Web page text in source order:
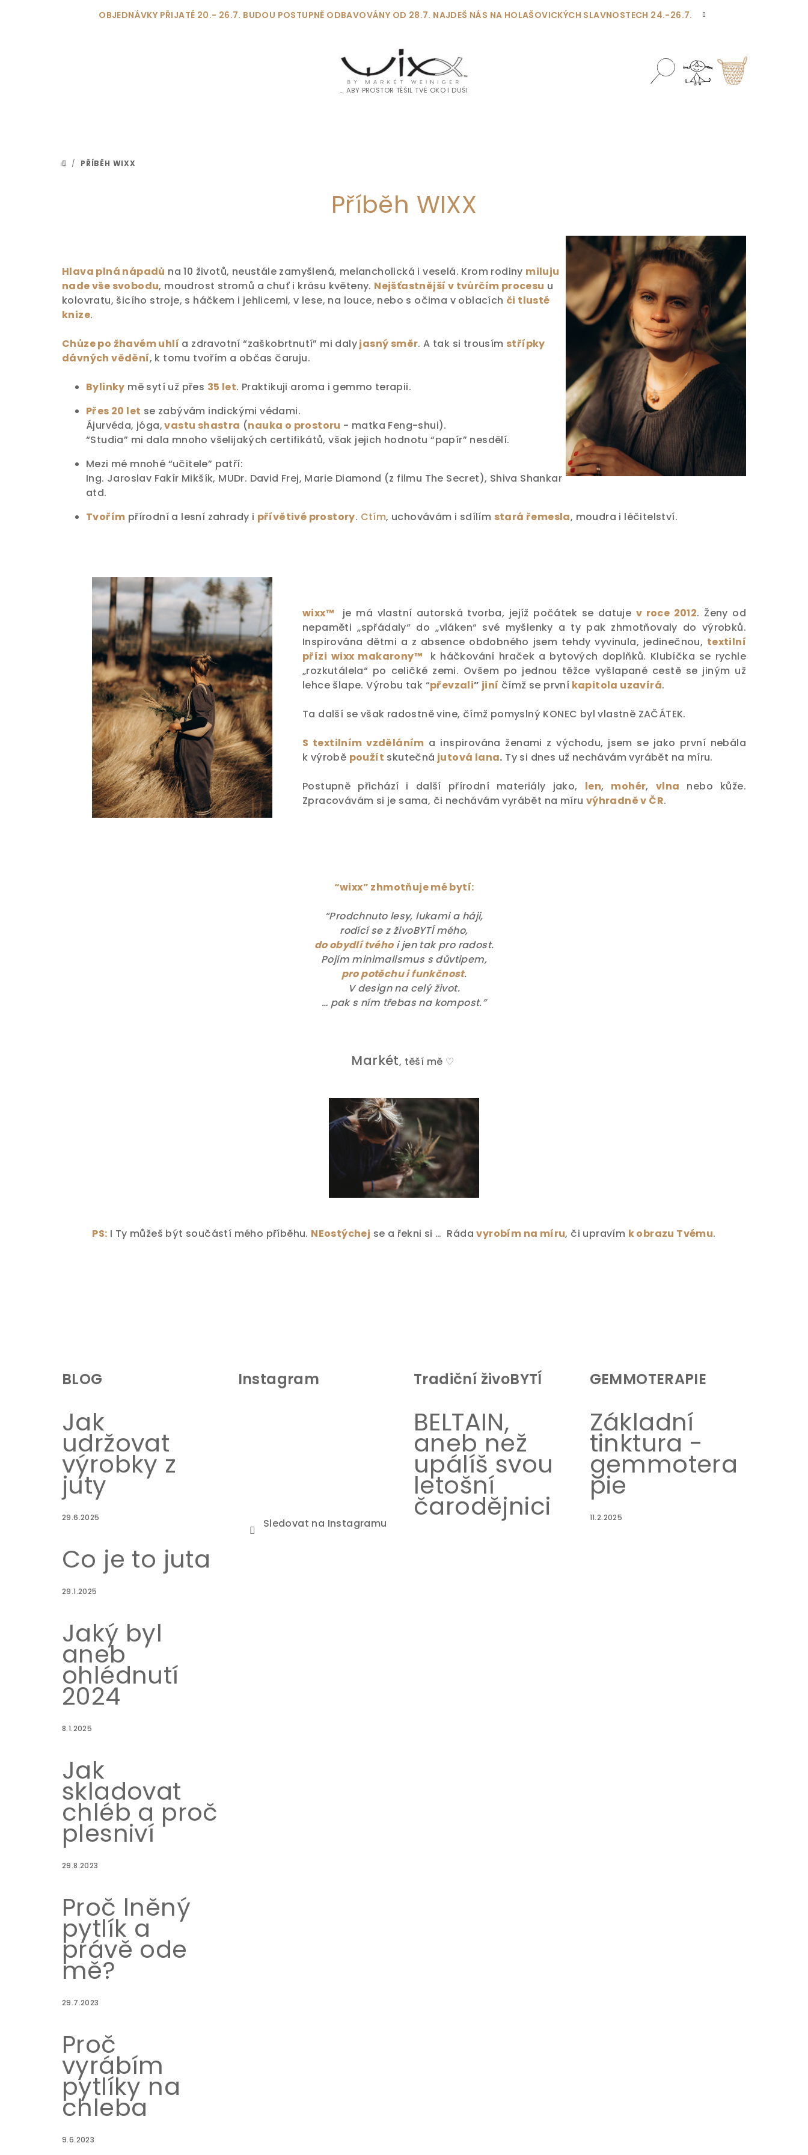
OBJEDNÁVKY PŘIJATÉ 20.- 26.7. BUDOU POSTUPNĚ ODBAVOVÁNY OD 28.7. NAJDEŠ NÁS NA HOLAŠOVICKÝCH SLAVNOSTECH 24.-26.7.
… ABY PROSTOR TĚŠIL TVÉ OKO I DUŠI HledatPřihlášeníNákupní
DOMŮ
/ PŘÍBĚH WIXX
Příběh WIXX
Hlava plná nápadů na 10 životů, neustále zamyšlená, melancholická i veselá. Krom rodiny miluju
nade vše svobodu, moudrost stromů a chuť i krásu květeny. Nejšťastnější v tvůrčím procesu u
kolovratu, šicího stroje, s háčkem i jehlicemi, v lese, na louce, nebo s očima v oblacích či tlusté
knize.
Chůze po žhavém uhlí a zdravotní “zaškobrtnutí” mi dalyjasný směr. A tak si trousím střípky
dávných vědění, k tomu tvořím a občas čaruju.
Bylinky mě sytí už přes 35 let. Praktikuji aroma i gemmo terapii.
Přes 20 let se zabývám indickými védami.
Ájurvéda, jóga,vastu shastra (nauka o prostoru - matka Feng-shui).
“Studia” mi dala mnoho všelijakých certifikátů, však jejich hodnotu “papír” nesdělí.
Mezi mé mnohé “učitele” patří:
Ing. Jaroslav Fakír Mikšík, MUDr. David Frej, Marie Diamond (z filmu The Secret), Shiva Shankar
atd.
Tvořím přírodní a lesní zahrady i přívětivé prostory. Ctím, uchovávám i sdílím stará řemesla, moudra i léčitelství.
wixx™ je má vlastní autorská tvorba, jejíž počátek se datuje v roce 2012. Ženy od
nepaměti „spřádaly“ do „vláken“ své myšlenky a ty pak zhmotňovaly do výrobků.
Inspirována dětmi a z absence obdobného jsem tehdy vyvinula, jedinečnou, textilní
přízi wixx makarony™
k háčkování hraček a bytových doplňků. Klubíčka se rychle
„rozkutálela“ po celičké zemi. Ovšem po jednou těžce vyšlapané cestě se jiným už
lehce šlape. Výrobu tak “převzali” jiní čímž se první kapitola uzavírá.
Ta další se však radostně vine, čímž pomyslný KONEC byl vlastně ZAČÁTEK.
S textilním vzděláním a inspirována ženami z východu, jsem se jako první nebála
k výrobě použít skutečná jutová lana. Ty si dnes už nechávám vyrábět na míru.
Postupně přichází i další přírodní materiály jako, len, mohér, vlna nebo kůže.
Zpracovávám si je sama, či nechávám vyrábět na míru výhradně v ČR.
“wixx” zhmotňuje mé bytí:
“Prodchnuto lesy, lukami a háji,
rodící se z živoBYTÍ mého,
do obydlí tvéhoi jen tak pro radost.
Pojím minimalismus s důvtipem,
pro potěchu i funkčnost.
V design na celý život.
… pak s ním třebas na kompost.”
Markét, těší mě ♡
PS: I Ty můžeš být součástí mého příběhu. NEostýchej se a řekni si … Rádavyrobím na míru, či upravím k obrazu Tvému.
BLOG
Jak
udržovat
výrobky z
juty
29.6.2025
Co je to juta
29.1.2025
Jaký byl
aneb
ohlédnutí
2024
8.1.2025
Jak
skladovat
chléb a proč
plesniví
29.8.2023
Proč lněný
pytlík a
právě ode
mě?
29.7.2023
Proč
vyrábím
pytlíky na
chleba
9.6.2023
Instagram
Sledovat na Instagramu
Tradiční živoBYTÍ
BELTAIN,
aneb než
upálíš svou
letošní
čarodějnici
GEMMOTERAPIE
Základní
tinktura -
gemmotera
pie
11.2.2025